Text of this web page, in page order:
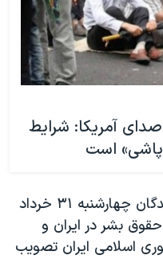
صدای آمریکا: شرایط
است
کمیته امور خارجی مجلس نمایندگان چهارشنبه ۳۱ خرداد
بشر در ایران و
اسلامی ایران تصویب